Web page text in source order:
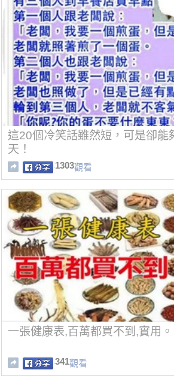
這20個冷笑話雖然短，可是卻能
天！
1303觀看
一張健康表,百萬都買不到,實用。
341觀看